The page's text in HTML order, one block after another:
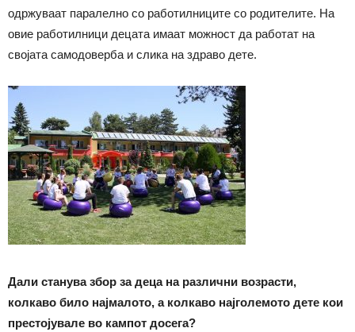
одржуваат паралелно со работилниците со родителите. На
овие работилници децата имаат можност да работат на
својата самодоверба и слика на здраво дете.
Дали станува збор за деца на различни возрасти,
колкаво било најмалото, а колкаво најголемото дете кои
престојувале во кампот досега?